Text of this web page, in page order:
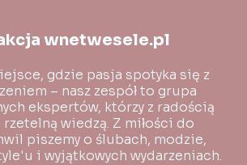
wnetwesele.pl
gdzie pasja spotyka się z
– nasz zespół to grupa
ekspertów, którzy z radością
wiedzą. Z miłości do
piszemy o ślubach, modzie,
i wyjątkowych wydarzeniach.